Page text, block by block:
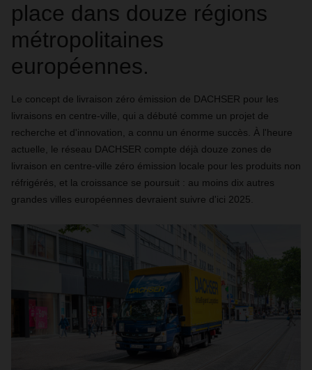
place dans douze régions
métropolitaines
européennes.
Le concept de livraison zéro émission de DACHSER pour les
livraisons en centre-ville, qui a débuté comme un projet de
recherche et d'innovation, a connu un énorme succès. À l'heure
actuelle, le réseau DACHSER compte déjà douze zones de
livraison en centre-ville zéro émission locale pour les produits non
réfrigérés, et la croissance se poursuit : au moins dix autres
grandes villes européennes devraient suivre d'ici 2025.